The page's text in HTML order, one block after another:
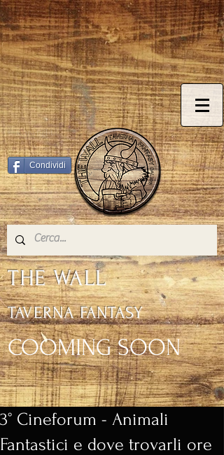
© Copyright
Condividi
THE WALL
TAVERNA FANTASY
COOMING SOON
3° Cineforum - Animali
Fantastici e dove trovarli ore